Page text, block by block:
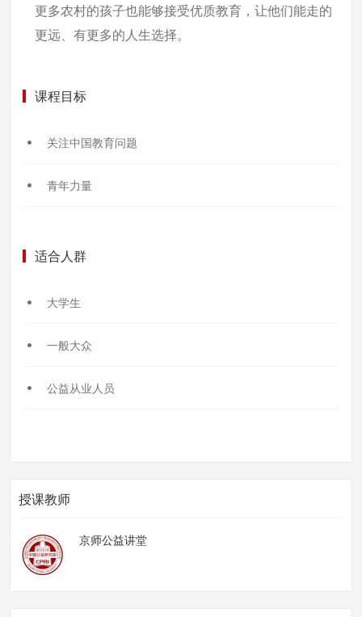
更多农村的孩子也能够接受优质教育，让他们能走的
更远、有更多的人生选择。
课程目标
关注中国教育问题
青年力量
适合人群
大学生
一般大众
公益从业人员
授课教师
京师公益讲堂